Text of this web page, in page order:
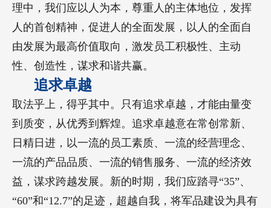
理中，我们应以人为本，尊重人的主体地位，发挥
人的首创精神，促进人的全面发展，以人的全面自
由发展为最高价值取向，激发员工积极性、主动
性、创造性，谋求和谐共赢。
追求卓越
取法乎上，得乎其中。只有追求卓越，才能由量变
到质变，从优秀到辉煌。追求卓越意在常创常新、
日精日进，以一流的员工素质、一流的经营理念、
一流的产品品质、一流的销售服务、一流的经济效
益，谋求跨越发展。新的时期，我们应踏寻“35”、
“60”和“12.7”的足迹，超越自我，将军品建设为具有